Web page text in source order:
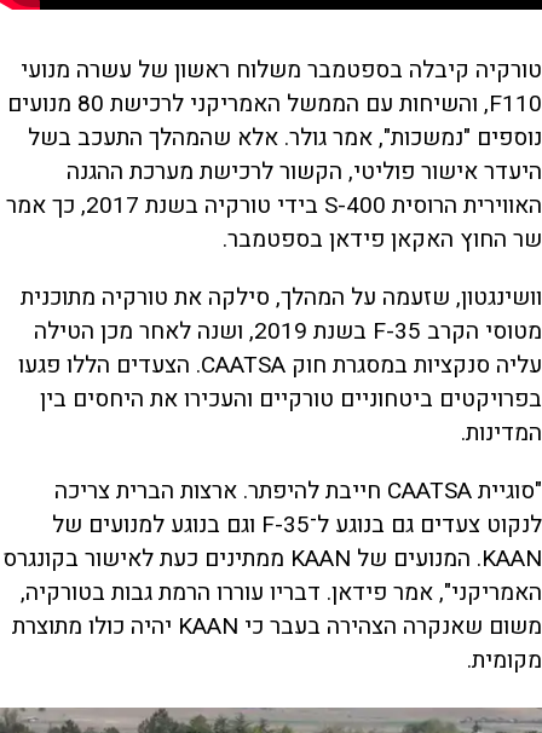
טורקיה קיבלה בספטמבר משלוח ראשון של עשרה מנועי
F110, והשיחות עם הממשל האמריקני לרכישת 80 מנועים
נוספים "נמשכות", אמר גולר. אלא שהמהלך התעכב בשל
היעדר אישור פוליטי, הקשור לרכישת מערכת ההגנה
האווירית הרוסית S-400 בידי טורקיה בשנת 2017, כך אמר
שר החוץ האקאן פידאן בספטמבר.
וושינגטון, שזעמה על המהלך, סילקה את טורקיה מתוכנית
מטוסי הקרב F-35 בשנת 2019, ושנה לאחר מכן הטילה
עליה סנקציות במסגרת חוק CAATSA. הצעדים הללו פגעו
בפרויקטים ביטחוניים טורקיים והעכירו את היחסים בין
המדינות.
"סוגיית CAATSA חייבת להיפתר. ארצות הברית צריכה
לנקוט צעדים גם בנוגע ל־F-35 וגם בנוגע למנועים של
KAAN. המנועים של KAAN ממתינים כעת לאישור בקונגרס
האמריקני", אמר פידאן. דבריו עוררו הרמת גבות בטורקיה,
משום שאנקרה הצהירה בעבר כי KAAN יהיה כולו מתוצרת
מקומית.